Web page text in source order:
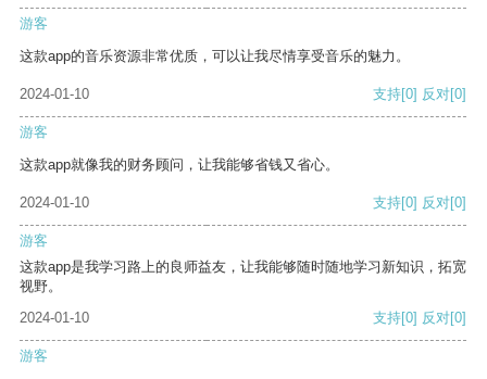
游客
这款app的音乐资源非常优质，可以让我尽情享受音乐的魅力。
2024-01-10 支持[0] 反对[0]
游客
这款app就像我的财务顾问，让我能够省钱又省心。
2024-01-10 支持[0] 反对[0]
游客
这款app是我学习路上的良师益友，让我能够随时随地学习新知识，拓宽
视野。
2024-01-10
支持[0] 反对[0]
游客